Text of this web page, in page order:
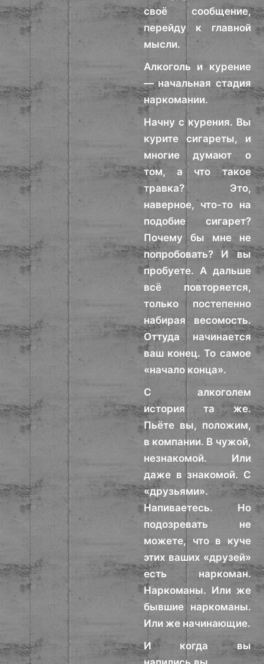
своё сообщение,
перейду к главной
мысли.
Алкоголь и курение
— начальная стадия
наркомании.
Начну с курения. Вы
курите сигареты, и
многие думают о
том, а что такое
травка? Это,
наверное, что-то на
подобие сигарет?
Почему бы мне не
попробовать? И вы
пробуете. А дальше
всё повторяется,
только постепенно
набирая весомость.
Оттуда начинается
ваш конец. То самое
«начало конца».
С алкоголем
история та же.
Пьёте вы, положим,
в компании. В чужой,
незнакомой. Или
даже в знакомой. С
«друзьями».
Напиваетесь. Но
подозревать не
можете, что в куче
этих ваших «друзей»
есть наркоман.
Наркоманы. Или же
бывшие наркоманы.
Или же начинающие.
И когда вы